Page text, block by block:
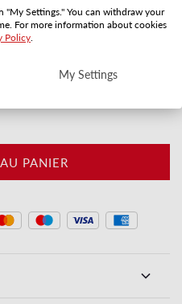
en 3–5 jours
PANIER
"My Settings." You can withdraw your
For more information about cookies
Policy
My Settings